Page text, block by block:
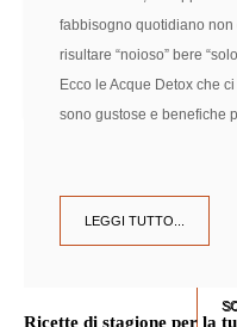
NEI CAPELLI
fabbisogno quotidiano
risultare “noioso” bere
Ecco le Acque Detox che
sono gustose e benefiche
LEGGI TUTTO...
Ricette di stagione per la